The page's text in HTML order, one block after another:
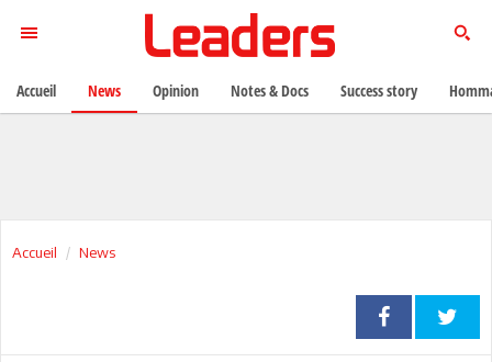
Accueil News
Accueil News Opinion Notes & Docs Success story